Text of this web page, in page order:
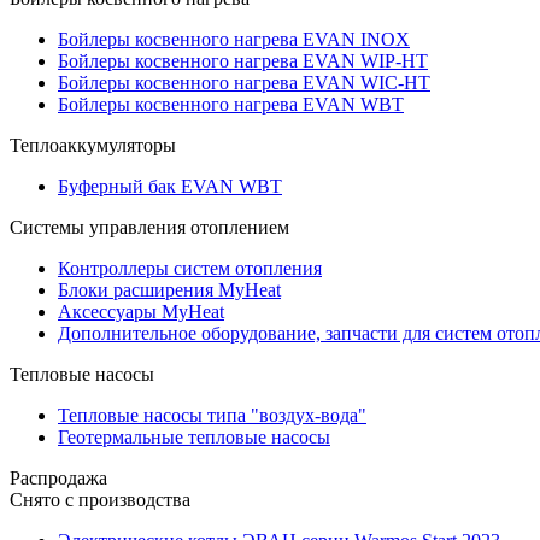
Бойлеры косвенного нагрева EVAN INOX
Бойлеры косвенного нагрева EVAN WIP-HT
Бойлеры косвенного нагрева EVAN WIC-HT
Бойлеры косвенного нагрева EVAN WBT
Теплоаккумуляторы
Буферный бак EVAN WBT
Системы управления отоплением
Контроллеры систем отопления
Блоки расширения MyHeat
Аксессуары MyHeat
Дополнительное оборудование, запчасти для систем
Тепловые насосы
Тепловые насосы типа "воздух-вода"
Геотермальные тепловые насосы
Распродажа
Снято с производства